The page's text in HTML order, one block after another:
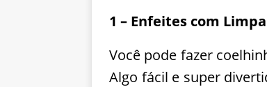
1 – Enfeites com
Você pode fazer
Algo fácil e super